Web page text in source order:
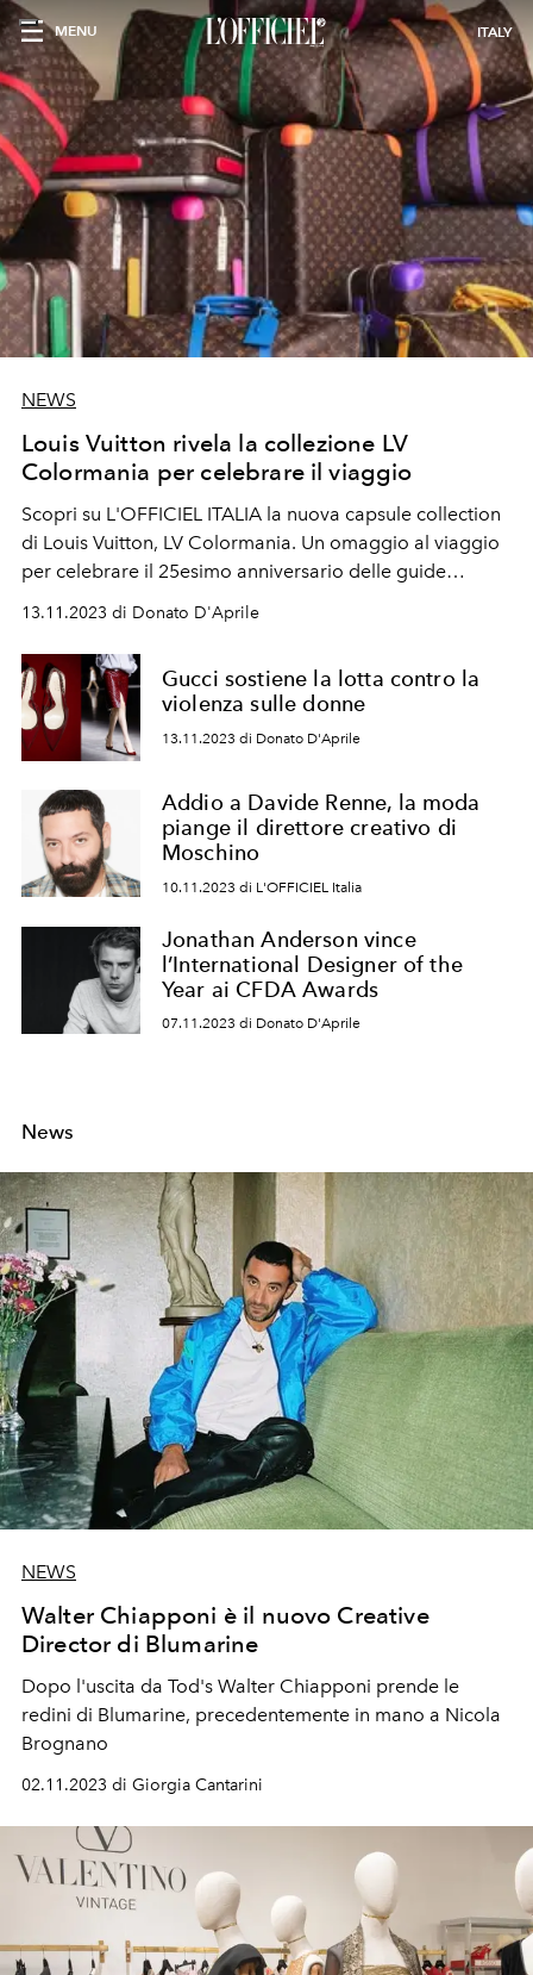
MENU ITALY
NEWS
Louis Vuitton rivela la collezione LV
Colormania per celebrare il viaggio
Scopri su L'OFFICIEL ITALIA la nuova capsule collection
di Louis Vuitton, LV Colormania. Un omaggio al viaggio
per celebrare il 25esimo anniversario delle guide
cittadine della storica Maison di moda francese.
13.11.2023 di Donato D'Aprile
Gucci sostiene la lotta contro la
violenza sulle donne
13.11.2023 di Donato D'Aprile
Addio a Davide Renne, la moda
piange il direttore creativo di
Moschino
10.11.2023 di L'OFFICIEL Italia
Jonathan Anderson vince
l’International Designer of the
Year ai CFDA Awards
07.11.2023 di Donato D'Aprile
News
NEWS
Walter Chiapponi è il nuovo Creative
Director di Blumarine
Dopo l'uscita da Tod's Walter Chiapponi prende le
redini di Blumarine, precedentemente in mano a Nicola
Brognano
02.11.2023 di Giorgia Cantarini